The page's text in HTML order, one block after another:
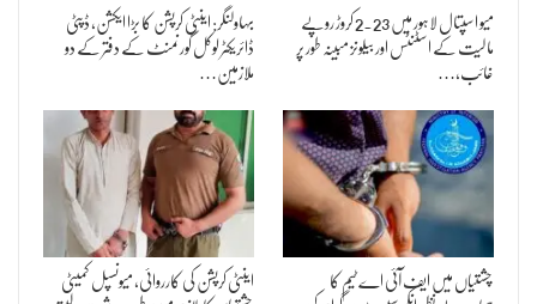
میو اسپتال لاہور میں 2.23 کروڑ روپے
مالیت کے اسٹنٹس اور بیلونز مبینہ طور پر
غائب،…
بہاولنگر: اینٹی کرپشن کا بڑا ایکشن، ڈپٹی
ڈائریکٹر لوکل گورنمنٹ کے دفتر کے دو
ملازمین…
چشتیاں میں ایف آئی اے ٹیم کا
اینٹی کرپشن کی کارروائی، میونسپل کمیٹی